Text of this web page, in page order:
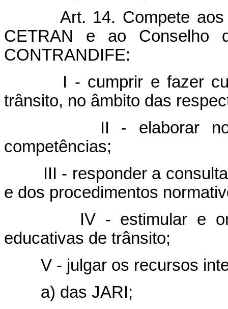
Art. 14. Compete aos
CETRAN e ao Conselho
CONTRANDIFE:
I - cumprir e fazer
trânsito, no âmbito das
II - elaborar normas
competências;
III - responder a consultas
e dos procedimentos
IV - estimular e
educativas de trânsito;
V - julgar os recursos
a) das JARI;